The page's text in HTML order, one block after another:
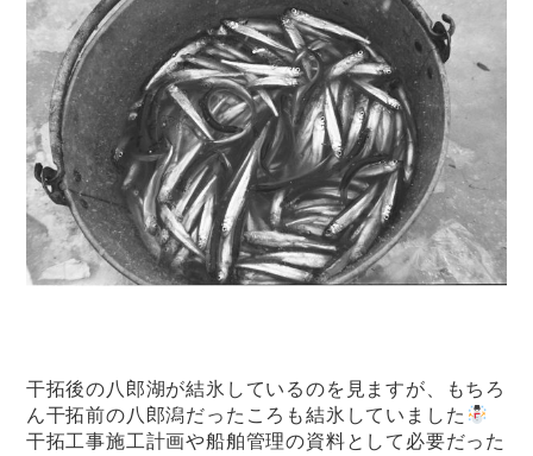
干拓後の八郎湖が結氷しているのを見ますが、もちろ
ん干拓前の八郎潟だったころも結氷していました
干拓工事施工計画や船舶管理の資料として必要だった